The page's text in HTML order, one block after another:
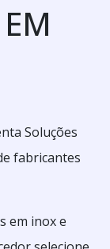
Soluções
fabricantes
em inox e